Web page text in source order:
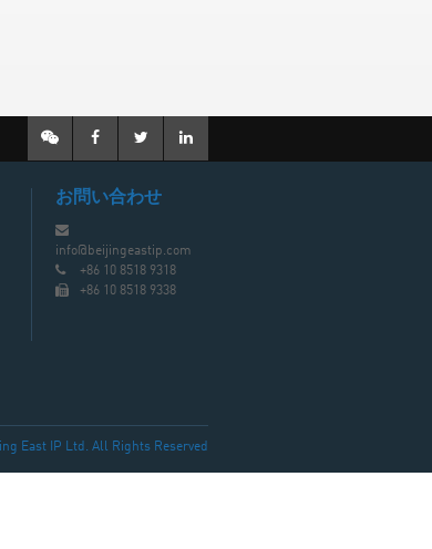
お問い合わせ
info@beijingeastip.com
+86 10 8518 9318
+86 10 8518 9338
East IP Ltd. All Rights Reserved